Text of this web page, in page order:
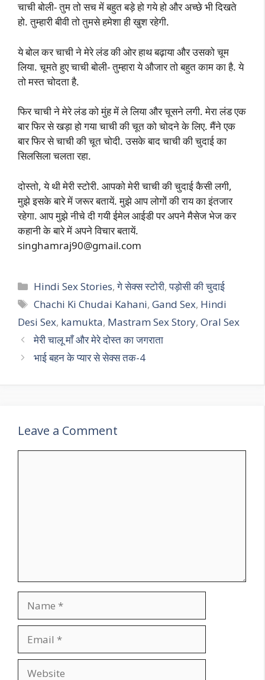
चाची बोली- तुम तो सच में बहुत बड़े हो गये हो और अच्छे भी दिखते
हो. तुम्हारी बीवी तो तुमसे हमेशा ही खुश रहेगी.
ये बोल कर चाची ने मेरे लंड की ओर हाथ बढ़ाया और उसको चूम
लिया. चूमते हुए चाची बोली- तुम्हारा ये औजार तो बहुत काम का है. ये
तो मस्त चोदता है.
फिर चाची ने मेरे लंड को मुंह में ले लिया और चूसने लगी. मेरा लंड एक
बार फिर से खड़ा हो गया चाची की चूत को चोदने के लिए. मैंने एक
बार फिर से चाची की चूत चोदी. उसके बाद चाची की चुदाई का
सिलसिला चलता रहा.
दोस्तो, ये थी मेरी स्टोरी. आपको मेरी चाची की चुदाई कैसी लगी,
मुझे इसके बारे में जरूर बतायें. मुझे आप लोगों की राय का इंतजार
रहेगा. आप मुझे नीचे दी गयी ईमेल आईडी पर अपने मैसेज भेज कर
कहानी के बारे में अपने विचार बतायें.
singhamraj90@gmail.com
Categories
Hindi Sex Stories,गे सेक्स स्टोरी,पड़ोसी की चुदाई
Tags
Chachi Ki Chudai Kahani,Gand Sex, Hindi
Desi Sex, kamukta, Mastram Sex Story, Oral Sex
मेरी चालू माँ और मेरे दोस्त का जगराता
भाई बहन के प्यार से सेक्स तक-4
Leave a Comment